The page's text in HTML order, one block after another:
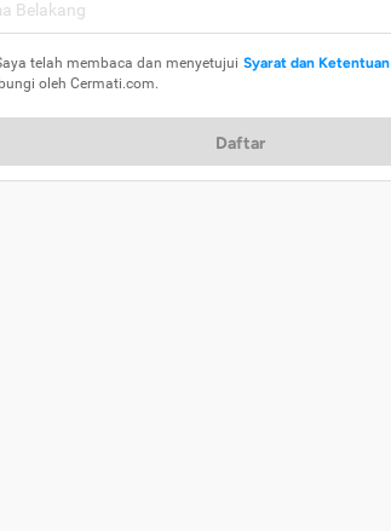
telah membaca dan menyetujui Syarat dan Ketentuan
oleh Cermati.com.
Daftar